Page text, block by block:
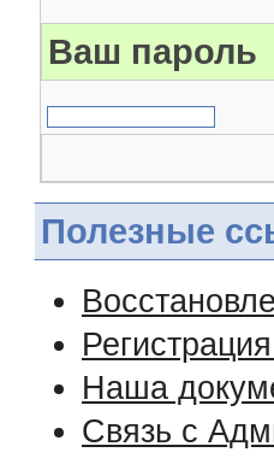
Ваш пароль
Полезные
Наша
Связь с